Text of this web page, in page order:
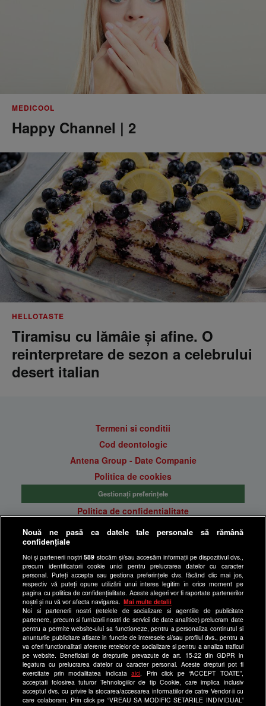
MEDICOOL
Happy Channel | 2
HELLOTASTE
Tiramisu cu lămâie și afine. O
reinterpretare de sezon a celebrului
desert italian
Termeni si conditii
Cod deontologic
Antena Group - Date Companie
Politica de cookies
Gestionați preferințele
Politica de confidentialitate
Anunturi gratuite pe Lajumate.ro
Program Happy Channel
Echipa editorială
Site-uri Antena Group
a1.ro
antenastars.ro
as.ro
catine.ro
chefi.ro
deparinti.ro
Nouă ne pasă ca datele tale personale să rămână
confidențiale
Noi și partenerii noștri589 stocăm și/sau accesăm informații pe dispozitivul dvs.,
precum identificatorii cookie unici pentru prelucrarea datelor cu caracter
personal. Puteți accepta sau gestiona preferințele dvs. făcând clic mai jos,
respectiv vă puteți opune utilizării unui interes legitim în orice moment pe
pagina cu politica de confidențialitate. Aceste alegeri vor fi raportate partenerilor
noștri și nu vă vor afecta navigarea.
Mai multe detalii
Noi si partenerii nostri (retelele de socializare si agentiile de publicitate
partenere, precum si furnizorii nostri de servicii de date analitice) prelucram date
pentru a permite website-ului sa functioneze, pentru a personaliza continutul si
anunturile publicitare afisate in functie de interesele si/sau profilul dvs., pentru a
va oferi functionalitati aferente retelelor de socializare si pentru a analiza traficul
pe website. Beneficiati de drepturile prevazute de art. 15-22 din GDPR in
legatura cu prelucrarea datelor cu caracter personal. Aceste drepturi pot fi
exercitate prin modalitatea indicataaici . Prin click pe “ACCEPT TOATE”,
acceptati folosirea tuturor Tehnologiilor de tip Cookie, care implica inclusiv
acceptul dvs. cu privire la stocarea/accesarea informatiilor de catre Vendor-ii cu
care colaboram. Prin click pe “VREAU SA MODIFIC SETARILE INDIVIDUAL”